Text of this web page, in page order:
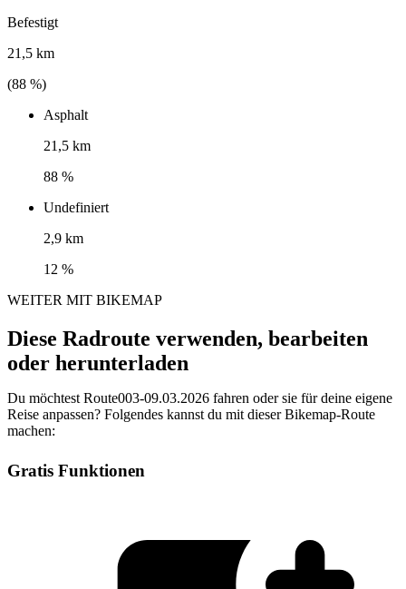
Befestigt
21,5 km
(88 %)
Asphalt
21,5 km
88 %
Undefiniert
2,9 km
12 %
WEITER MIT BIKEMAP
Diese Radroute verwenden, bearbeiten
oder herunterladen
Du möchtest Route003-09.03.2026 fahren oder sie für deine eigene
Reise anpassen? Folgendes kannst du mit dieser Bikemap-Route
machen:
Gratis Funktionen